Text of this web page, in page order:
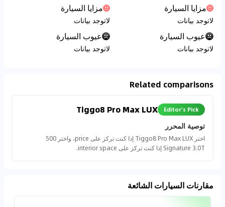
مزايا السيارة
لاتوجد بيانات
عيوب السيارة
لاتوجد بيانات
مزايا السيارة
لاتوجد بيانات
عيوب السيارة
لاتوجد بيانات
Related comparisons
Editor's Pick
Tiggo8 Pro Max LUX
توصية المحرر
اختر Tiggo8 Pro Max LUX إذا كنت تركز على price، واختر 500
Signature 3.0T إذا كنت تركز على interior space.
مقارنات السيارات الشائعة